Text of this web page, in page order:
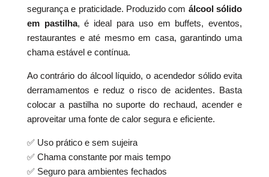
segurança e praticidade. Produzido com álcool sólido
em pastilha, é ideal para uso em buffets, eventos,
restaurantes e até mesmo em casa, garantindo uma
chama estável e contínua.
Ao contrário do álcool líquido, o acendedor sólido evita
derramamentos e reduz o risco de acidentes. Basta
colocar a pastilha no suporte do rechaud, acender e
aproveitar uma fonte de calor segura e eficiente.
✅ Uso prático e sem sujeira
✅ Chama constante por mais tempo
✅ Seguro para ambientes fechados